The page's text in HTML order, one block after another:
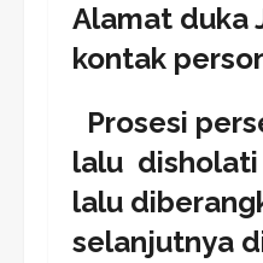
Alamat duka
kontak
Prosesi
lalu disholati
lalu
selanjutnya